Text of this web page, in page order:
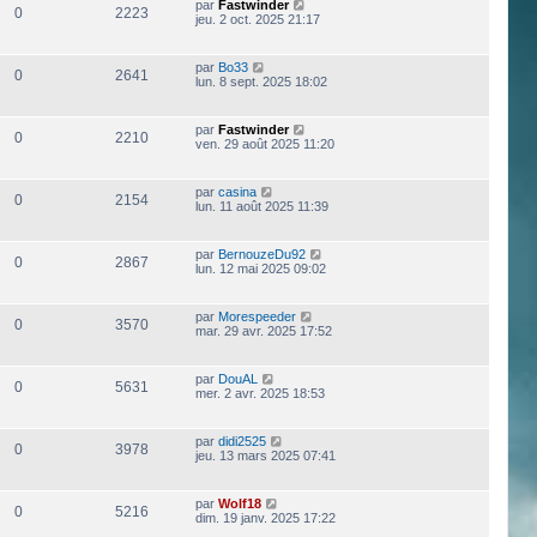
0 2223 par Fastwinder
jeu. 2 oct. 2025 21:17
0 2641 par Bo33
lun. 8 sept. 2025 18:02
0 2210 par Fastwinder
ven. 29 août 2025 11:20
0 2154 par casina
lun. 11 août 2025 11:39
0 2867 par BernouzeDu92
lun. 12 mai 2025 09:02
0 3570 par Morespeeder
mar. 29 avr. 2025 17:52
0 5631 par DouAL
mer. 2 avr. 2025 18:53
0 3978 par didi2525
jeu. 13 mars 2025 07:41
0 5216 par Wolf18
dim. 19 janv. 2025 17:22